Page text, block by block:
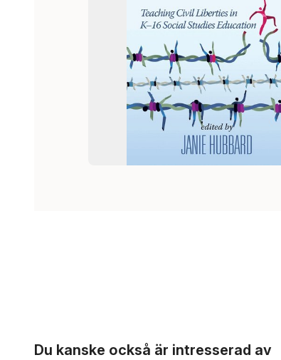
Du kanske också är intresserad av